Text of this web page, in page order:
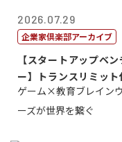
2026.07.29
企業家倶楽部アーカイブ
【スタートアップベ
ー】トランスリミット
取締役社長 ...
ゲーム×教育ブレイン
ーズが世界を繋ぐ